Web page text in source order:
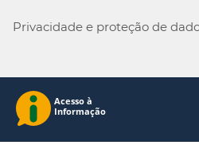
Privacidade e proteção de